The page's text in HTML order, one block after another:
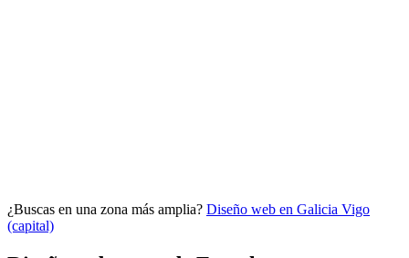
Quiero mi panel
¿Buscas en una zona más amplia? Diseño web en Galicia Vigo
(capital)